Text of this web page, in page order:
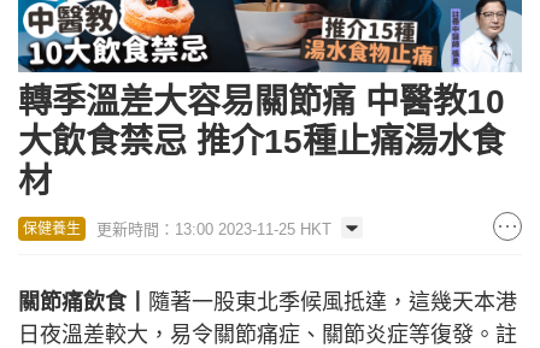
轉季溫差大容易關節痛 中醫教10
大飲食禁忌 推介15種止痛湯水食
材
保健養生 更新時間：13:00 2023-11-25 HKT
關節痛飲食丨
隨著一股東北季候風抵達，這幾天本港
日夜溫差較大，易令關節痛症、關節炎症等復發。註